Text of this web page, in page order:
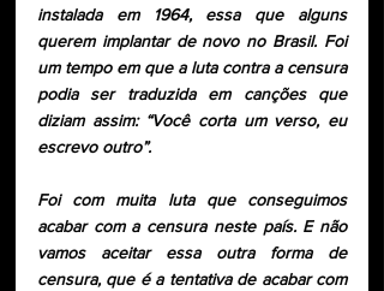
instalada em 1964, essa que alguns
querem implantar de novo no Brasil. Foi
um tempo em que a luta contra a censura
podia ser traduzida em canções que
diziam assim: “Você corta um verso, eu
escrevo outro”.
Foi com muita luta que conseguimos
acabar com a censura neste país. E não
vamos aceitar essa outra forma de
censura, que é a tentativa de acabar com